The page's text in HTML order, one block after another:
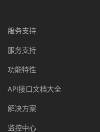
服务支持
服务支持
功能特性
API接口文档大全
解决方案
监控中心